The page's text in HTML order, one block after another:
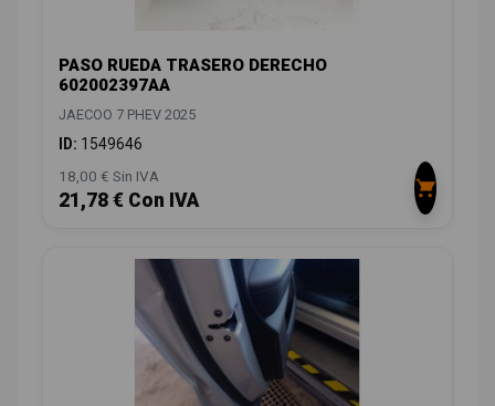
PASO RUEDA TRASERO DERECHO
602002397AA
JAECOO 7 PHEV 2025
ID: 1549646
18,00 € Sin IVA
21,78 € Con IVA